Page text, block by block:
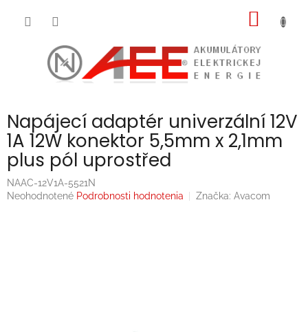
Napájecí adaptér univerzální 12V
1A 12W konektor 5,5mm x 2,1mm
plus pól uprostřed
NAAC-12V1A-5521N
Priemerné
Neohodnotené Podrobnosti hodnotenia Značka: Avacom